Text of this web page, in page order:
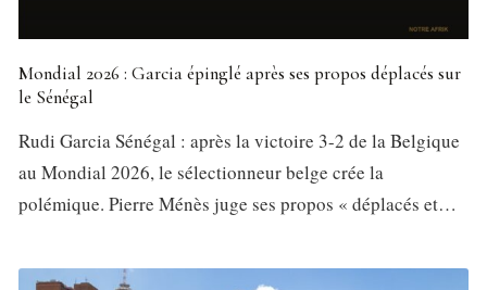
Mondial 2026 : Garcia épinglé après ses propos déplacés sur
le Sénégal
Rudi Garcia Sénégal : après la victoire 3-2 de la Belgique
au Mondial 2026, le sélectionneur belge crée la
polémique. Pierre Ménès juge ses propos « déplacés et…